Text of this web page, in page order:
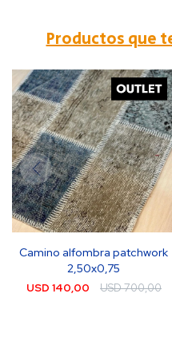
Productos que
Camino alfombra patchwork
2,50x0,75
USD 140,00 USD700,00